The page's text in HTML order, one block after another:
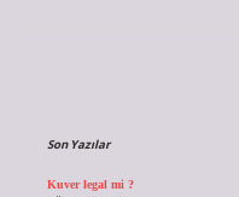
Son Yazılar
Kuver legal mi ?